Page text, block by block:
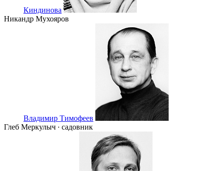
Киндинова
Никандр Мухояров
Владимир Тимофеев
Глеб Меркулыч ∙ садовник